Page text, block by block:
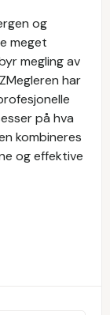
og
meget
megling av
har
på hva
kombineres
og effektive